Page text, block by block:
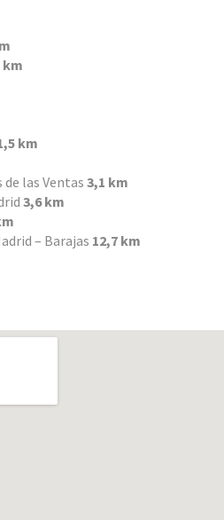
km
km
las Ventas 3,1 km
3,6 km
– Barajas 12,7 km